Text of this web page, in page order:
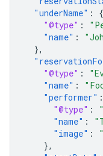
"underName" :
{
"@type" :
"name" :
},
"@type" :
"name" :
"performer" :
"@type" :
"name" :
"image" :
},